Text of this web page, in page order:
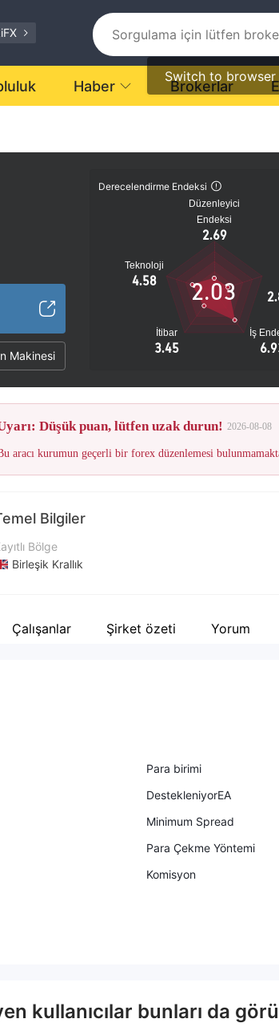
Switch to
Haber Brokerlar
Makinesi
Derecelendirme Endeksi
Düzenleyici
Endeksi
2.69
Teknoloji
4.58
İtibar
3.45
İş
2.03
Düşük puan, lütfen uzak durun! 2026-08-08
aracı kurumun geçerli bir forex düzenlemesi
Bilgiler
Bölge
Birleşik Krallık
Şirket Adı
Çalışanlar Şirket özeti Yorum
Para birimi
DestekleniyorEA
Minimum Spread
Para Çekme Yöntemi
Komisyon
kullanıcılar bunları da